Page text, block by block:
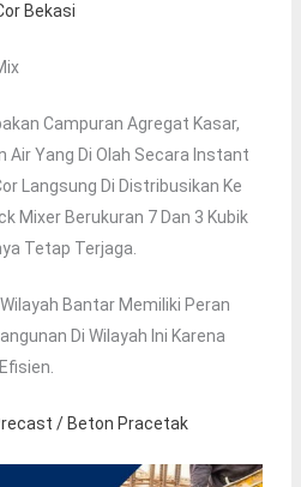
Bekasi
Campuran Agregat Kasar,
Air Yang Di Olah Secara Instant
Langsung Di Distribusikan Ke
Mixer Berukuran 7 Dan 3 Kubik
Tetap Terjaga.
Bantar Memiliki Peran
Di Wilayah Ini Karena
/ Beton Pracetak